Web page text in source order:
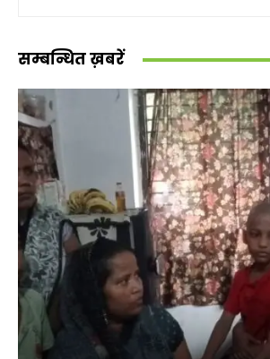
सम्बन्धित ख़बरें